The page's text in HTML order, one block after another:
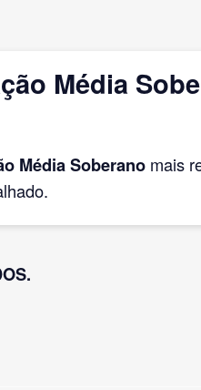
Média
Média Soberano mais